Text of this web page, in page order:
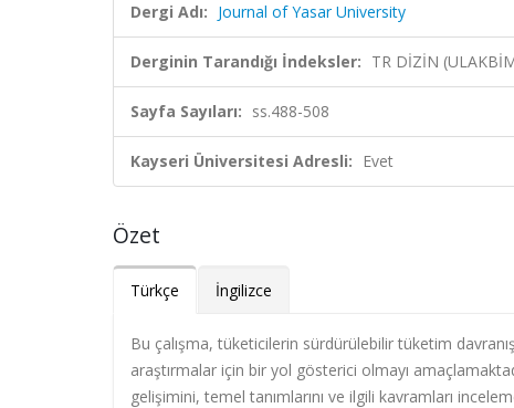
Dergi Adı: Journal of Yasar University
Derginin Tarandığı İndeksler: TR DİZİN
Sayfa Sayıları: ss.488-508
Kayseri Üniversitesi Adresli: Evet
Özet
Türkçe İngilizce
Bu çalışma, tüketicilerin sürdürülebilir tüketim
araştırmalar için bir yol gösterici olmayı
gelişimini, temel tanımlarını ve ilgili kavramları